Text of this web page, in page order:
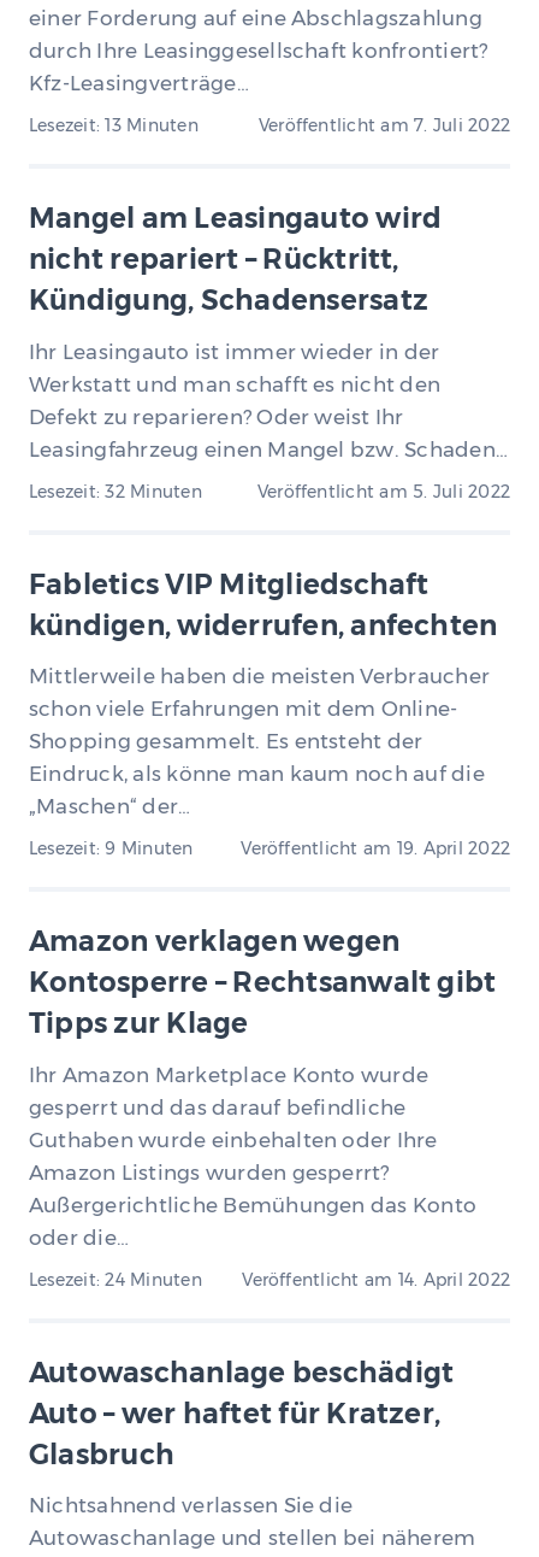
einer Forderung auf eine Abschlagszahlung
durch Ihre Leasinggesellschaft konfrontiert?
Kfz-Leasingverträge…
Lesezeit: 13 Minuten Veröffentlicht am7. Juli 2022
Mangel am Leasingauto wird
nicht repariert – Rücktritt,
Kündigung, Schadensersatz
Ihr Leasingauto ist immer wieder in der
Werkstatt und man schafft es nicht den
Defekt zu reparieren? Oder weist Ihr
Leasingfahrzeug einen Mangel bzw. Schaden…
Lesezeit: 32 Minuten Veröffentlicht am 5. Juli 2022
Fabletics VIP Mitgliedschaft
kündigen, widerrufen, anfechten
Mittlerweile haben die meisten Verbraucher
schon viele Erfahrungen mit dem Online-
Shopping gesammelt. Es entsteht der
Eindruck, als könne man kaum noch auf die
„Maschen“ der…
Lesezeit: 9 Minuten Veröffentlicht am 19. April 2022
Amazon verklagen wegen
Kontosperre – Rechtsanwalt gibt
Tipps zur Klage
Ihr Amazon Marketplace Konto wurde
gesperrt und das darauf befindliche
Guthaben wurde einbehalten oder Ihre
Amazon Listings wurden gesperrt?
Außergerichtliche Bemühungen das Konto
oder die…
Lesezeit: 24 Minuten Veröffentlicht am 14. April 2022
Autowaschanlage beschädigt
Auto – wer haftet für Kratzer,
Glasbruch
Nichtsahnend verlassen Sie die
Autowaschanlage und stellen bei näherem